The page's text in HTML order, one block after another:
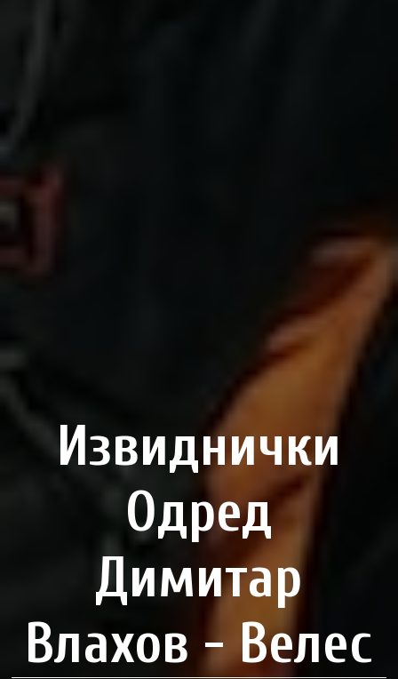
Извиднички
Одред
Димитар
Влахов - Велес